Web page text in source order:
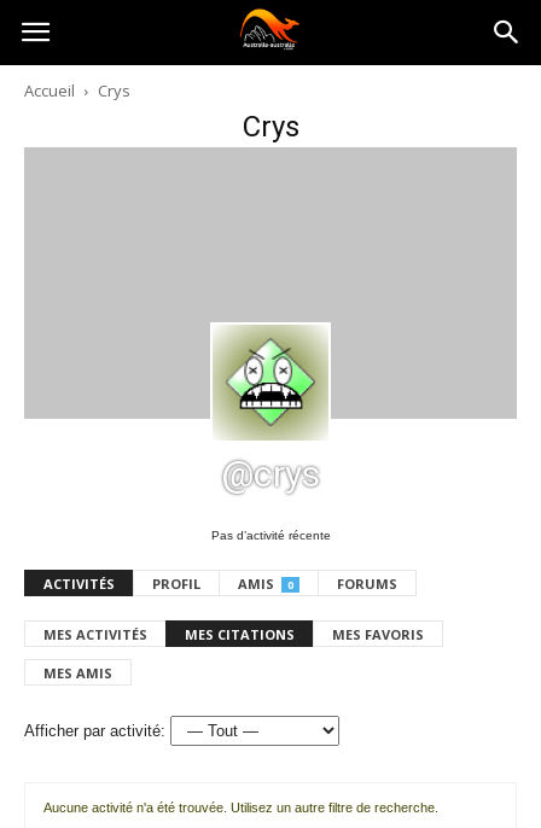
Australia-
australie.com
Accueil Crys
Crys
@crys
Pas d’activité récente
ACTIVITÉS PROFIL AMIS 0 FORUMS
MES ACTIVITÉS MES CITATIONS MES FAVORIS
MES AMIS
Afficher par activité:
Aucune activité n'a été trouvée. Utilisez un autre filtre de recherche.